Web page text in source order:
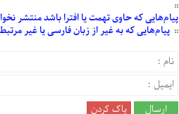
پیام‌هاییکه حاوی تهمت یا افترا باشد منتشر
پیام‌هاییکه به غیر از زبان فارسی یا غیر